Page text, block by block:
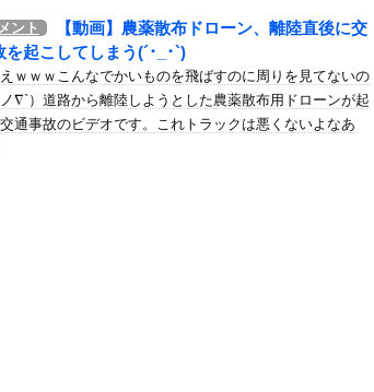
好きじゃないの？
直後の日本の対応のスピードに世界が衝撃
男
、爆笑されてしまうｗｗｗ
鑑定をするがいいな？と問うと、元嫁...
％急増…ウクライナメディア！
様々な憶測が飛び交う。1週間ぶりの投...
ント
【動画】農薬散布ドローン、離陸直後に交
を起こしてしまう(´･_･`)
ｗｗｗこんなでかいものを飛ばすのに周りを見てないの
∇`）道路から離陸しようとした農薬散布用ドローンが起
通事故のビデオです。これトラックは悪くないよなあ